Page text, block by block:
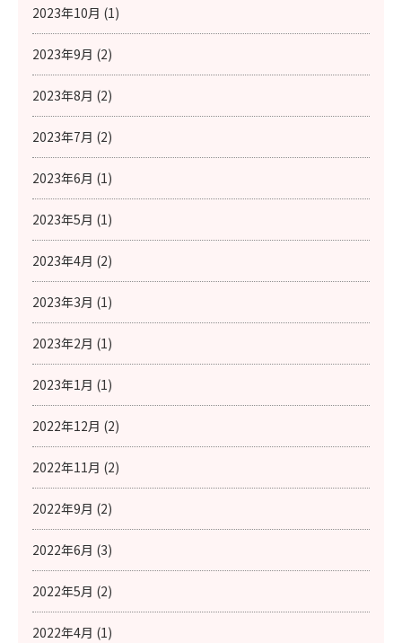
2023年10月 (1)
2023年9月 (2)
2023年8月 (2)
2023年7月 (2)
2023年6月 (1)
2023年5月 (1)
2023年4月 (2)
2023年3月 (1)
2023年2月 (1)
2023年1月 (1)
2022年12月 (2)
2022年11月 (2)
2022年9月 (2)
2022年6月 (3)
2022年5月 (2)
2022年4月 (1)